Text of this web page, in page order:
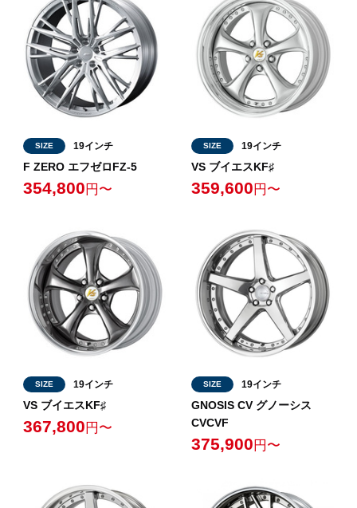
SIZE 19インチ
F ZERO エフゼロFZ-5
354,800 円〜
SIZE 19インチ
VS ブイエスKF♯
359,600 円〜
SIZE 19インチ
VS ブイエスKF♯
367,800 円〜
SIZE 19インチ
GNOSIS CV グノーシス
CVCVF
375,900 円〜